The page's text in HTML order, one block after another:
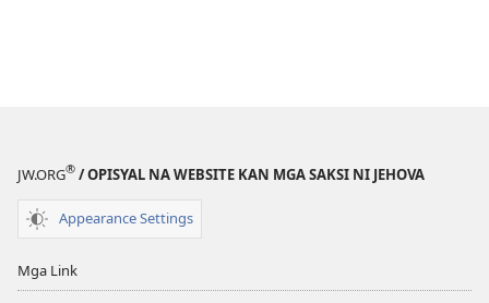
JW.ORG® / OPISYAL NA WEBSITE KAN MGA SAKSI NI JEHOVA
Appearance Settings
Mga Link